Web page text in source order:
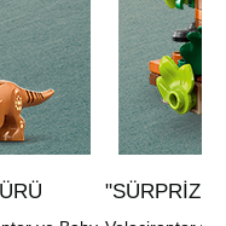
"SÜRPRIZ